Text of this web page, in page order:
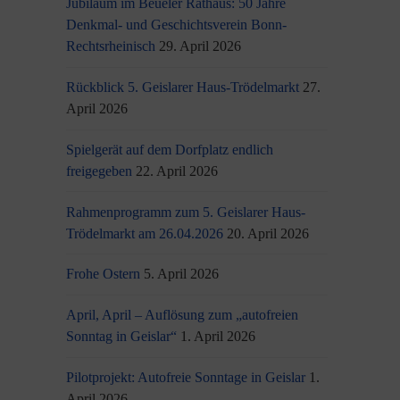
Jubiläum im Beueler Rathaus: 50 Jahre
Denkmal- und Geschichtsverein Bonn-
Rechtsrheinisch 29. April 2026
Rückblick 5. Geislarer Haus-Trödelmarkt 27.
April 2026
Spielgerät auf dem Dorfplatz endlich
freigegeben 22. April 2026
Rahmenprogramm zum 5. Geislarer Haus-
Trödelmarkt am 26.04.2026 20. April 2026
Frohe Ostern 5. April 2026
April, April – Auflösung zum „autofreien
Sonntag in Geislar“ 1. April 2026
Pilotprojekt: Autofreie Sonntage in Geislar 1.